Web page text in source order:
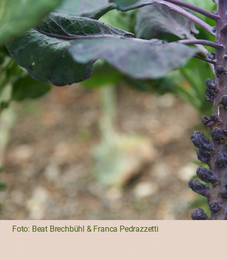
Foto: Beat Brechbühl & Franca Pedrazzetti